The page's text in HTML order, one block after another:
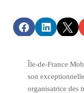
  
Île-de-France
son
organisatrice des